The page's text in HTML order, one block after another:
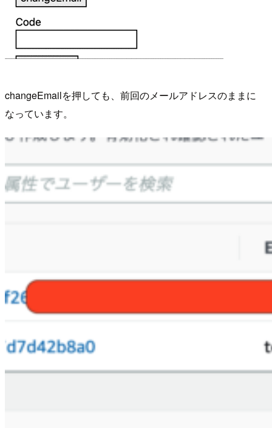
changeEmailを押しても、前回のメールアドレスのままに
なっています。